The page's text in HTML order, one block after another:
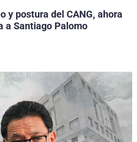
y postura del CANG, ahora
a Santiago Palomo